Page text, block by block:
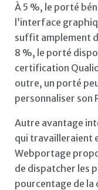
À 5 %, le porté
l’interface
suffit amplement
8 %, le porté
certification
outre, un porté
personnaliser son
Autre avantage
qui travailleraient
Webportage
de dispatcher les
pourcentage de la